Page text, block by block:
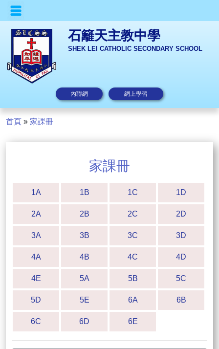
石籬天主教中學
SHEK LEI CATHOLIC SECONDARY SCHOOL
內聯網 網上學習
首頁 » 家課冊
家課冊
1A 1B 1C 1D
2A 2B 2C 2D
3A 3B 3C 3D
4A 4B 4C 4D
4E 5A 5B 5C
5D 5E 6A 6B
6C 6D 6E